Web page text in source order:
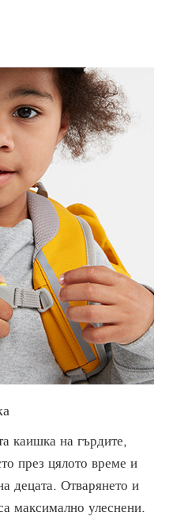
каишка на гърдите,
през цялото време и
децата. Отварянето и
максимално улеснени.